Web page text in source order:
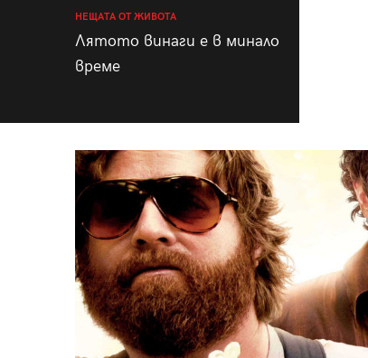
НЕЩАТА ОТ ЖИВОТА
Лятото винаги е в минало
време